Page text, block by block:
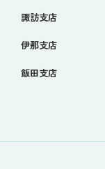
諏訪支店
伊那支店
飯田支店